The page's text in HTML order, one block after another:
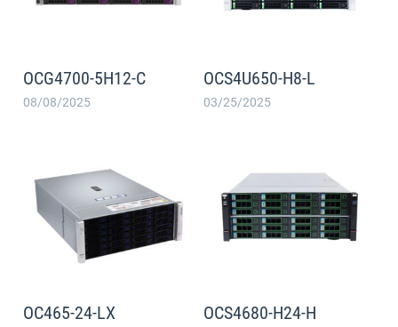
OCG4700-5H12-C
08/08/2025
OCS4U650-H8-L
03/25/2025
OC465-24-LX OCS4680-H24-H